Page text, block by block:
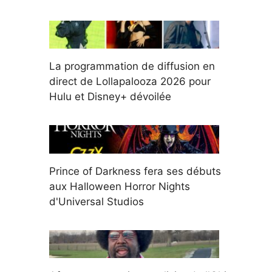
La programmation de diffusion en
direct de Lollapalooza 2026 pour
Hulu et Disney+ dévoilée
Prince of Darkness fera ses débuts
aux Halloween Horror Nights
d'Universal Studios